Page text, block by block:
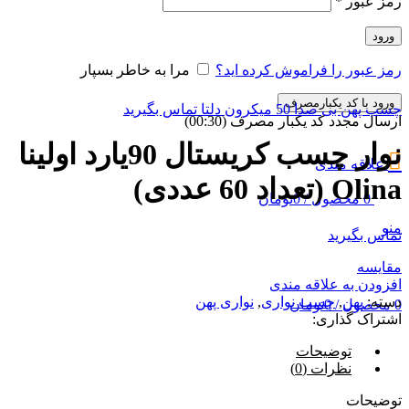
ورود
رمز عبور را فراموش کرده اید؟ مرا به خاطر بسپار
ورود با کد یکبارمصرف
ارسال مجدد کد یکبار مصرف(00:
30
)
علاقه مندی
0 محصول /
0تومان
منو
0 محصول /
0تومان
چسب پهن بی صدا 50 میکرون دلتا تماس بگیرید
نوار چسب کریستال 90یارد اولینا
Olina (تعداد 60 عددی)
تماس بگیرید
مقایسه
افزودن به علاقه مندی
دسته: پهن, چسب نواری, نواری پهن
اشتراک گذاری:
توضیحات
نظرات (0)
توضیحات